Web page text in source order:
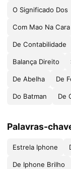
O Significado Dos
Com Mao Na Cara
De Contabilidade
Balança Direito
De Abelha De
Do Batman De
Palavras-
Estrela Iphone
De Iphone Brilho